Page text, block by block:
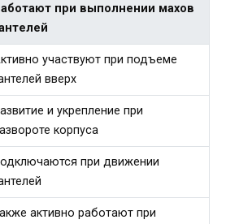
при выполнении махов
участвуют при подъеме
вверх
и укрепление при
корпуса
при движении
активно работают при